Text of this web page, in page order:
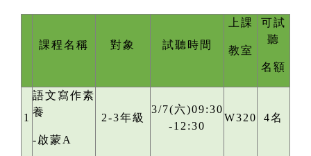
課程名稱 對象 試聽時間
上課
教室
可試
聽
名額
1
語文寫作素
養
-啟蒙A
2-3年級
3/7(六)09:30
-12:30
W320 4名